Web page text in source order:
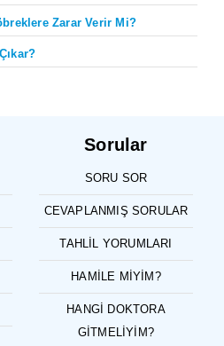
Zarar Verir Mi?
Sorular
SORU SOR
CEVAPLANMIŞ SORULAR
TAHLIL YORUMLARI
HAMILE MIYIM?
HANGI DOKTORA
GITMELIYIM?